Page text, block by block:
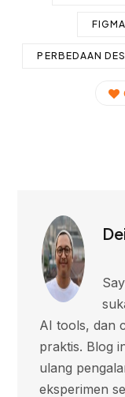
FIGMA
PERBEDAAN
AI tools, dan
praktis. Blog
ulang
eksperimen